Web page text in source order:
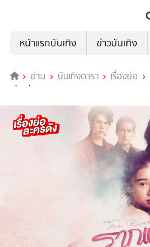
หน้าแรกบันเทิง
ข่าวบันเทิง
อ่าน บันเทิงดารา เรื่องย่อ
แก้ว ช่อง 3HD (ตอนจบ)